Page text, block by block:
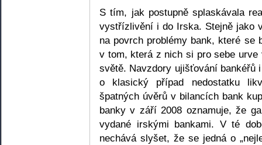
S tím, jak postupně splaskávala
vystřízlivění i do Irska. Stejně jako
na povrch problémy bank, které se
v tom, která z nich si pro sebe
světě. Navzdory ujišťování bankéřů
o klasický případ nedostatku
špatných úvěrů v bilancích bank
banky v září 2008 oznamuje, že
vydané irskými bankami. V té
nechává slyšet, že se jedná o